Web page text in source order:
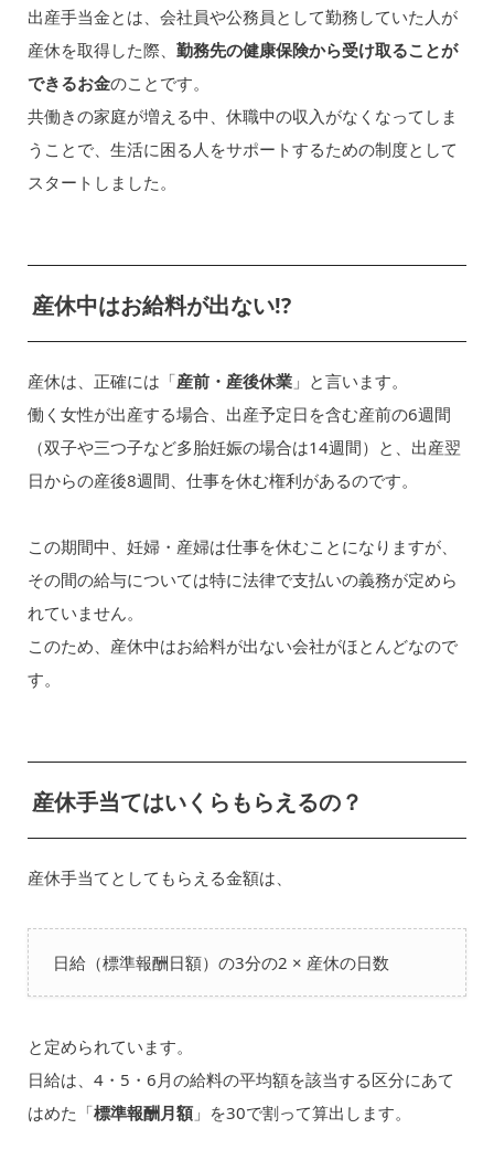
出産手当金とは、会社員や公務員として勤務していた人が
産休を取得した際、 勤務先の健康保険から受け取ることが
できるお金のことです。
共働きの家庭が増える中、休職中の収入がなくなってしま
うことで、生活に困る人をサポートするための制度として
スタートしました。
産休中はお給料が出ない!?
産休は、正確には「産前・産後休業」と言います。
働く女性が出産する場合、出産予定日を含む産前の6週間
（双子や三つ子など多胎妊娠の場合は14週間）と、出産翌
日からの産後8週間、仕事を休む権利があるのです。
この期間中、妊婦・産婦は仕事を休むことになりますが、
その間の給与については特に法律で支払いの義務が定めら
れていません。
このため、産休中はお給料が出ない会社がほとんどなので
す。
産休手当てはいくらもらえるの？
産休手当てとしてもらえる金額は、
日給（標準報酬日額）の3分の2 × 産休の日数
と定められています。
日給は、4・5・6月の給料の平均額を該当する区分にあて
はめた「標準報酬月額」を30で割って算出します。